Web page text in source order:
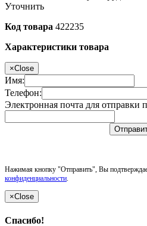
Уточнить
Код товара 422235
Характеристики товара
×Close
Имя:
Телефон:
Электронная почта для отправки
Нажимая кнопку "Отправить", Вы
конфиденциальности.
×Close
Спасибо!